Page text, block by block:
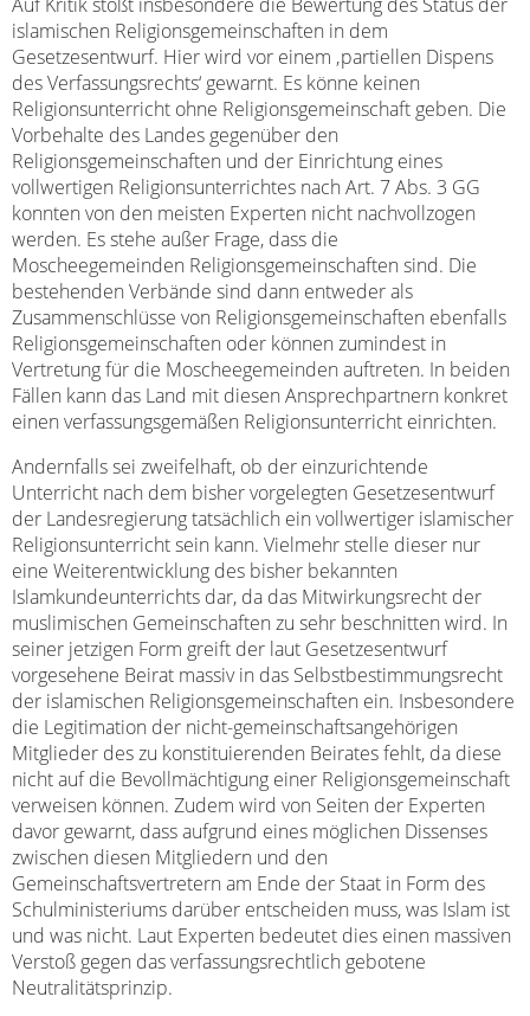
islamischen Religionsgemeinschaften in dem
Gesetzesentwurf. Hier wird vor einem ‚partiellen Dispens
des Verfassungsrechts‘ gewarnt. Es könne keinen
Religionsunterricht ohne Religionsgemeinschaft geben. Die
Vorbehalte des Landes gegenüber den
Religionsgemeinschaften und der Einrichtung eines
vollwertigen Religionsunterrichtes nach Art. 7 Abs. 3 GG
konnten von den meisten Experten nicht nachvollzogen
werden. Es stehe außer Frage, dass die
Moscheegemeinden Religionsgemeinschaften sind. Die
bestehenden Verbände sind dann entweder als
Zusammenschlüsse von Religionsgemeinschaften ebenfalls
Religionsgemeinschaften oder können zumindest in
Vertretung für die Moscheegemeinden auftreten. In beiden
Fällen kann das Land mit diesen Ansprechpartnern konkret
einen verfassungsgemäßen Religionsunterricht einrichten.
Andernfalls sei zweifelhaft, ob der einzurichtende
Unterricht nach dem bisher vorgelegten Gesetzesentwurf
der Landesregierung tatsächlich ein vollwertiger islamischer
Religionsunterricht sein kann. Vielmehr stelle dieser nur
eine Weiterentwicklung des bisher bekannten
Islamkundeunterrichts dar, da das Mitwirkungsrecht der
muslimischen Gemeinschaften zu sehr beschnitten wird. In
seiner jetzigen Form greift der laut Gesetzesentwurf
vorgesehene Beirat massiv in das Selbstbestimmungsrecht
der islamischen Religionsgemeinschaften ein. Insbesondere
die Legitimation der nicht-gemeinschaftsangehörigen
Mitglieder des zu konstituierenden Beirates fehlt, da diese
nicht auf die Bevollmächtigung einer Religionsgemeinschaft
verweisen können. Zudem wird von Seiten der Experten
davor gewarnt, dass aufgrund eines möglichen Dissenses
zwischen diesen Mitgliedern und den
Gemeinschaftsvertretern am Ende der Staat in Form des
Schulministeriums darüber entscheiden muss, was Islam ist
und was nicht. Laut Experten bedeutet dies einen massiven
Verstoß gegen das verfassungsrechtlich gebotene
Neutralitätsprinzip.